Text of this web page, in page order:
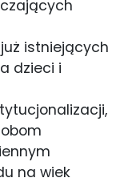
istniejących
dzieci i
na wiek